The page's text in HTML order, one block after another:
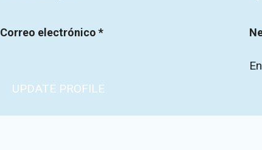
Correo electrónico *
UPDATE PROFILE